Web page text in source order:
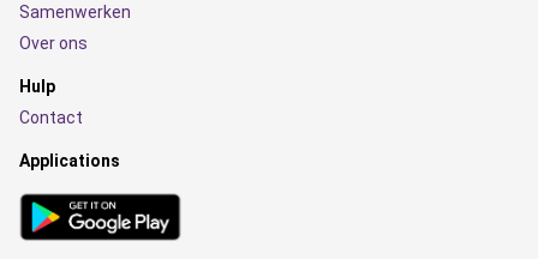
Samenwerken
Over ons
Hulp
Contact
Applications